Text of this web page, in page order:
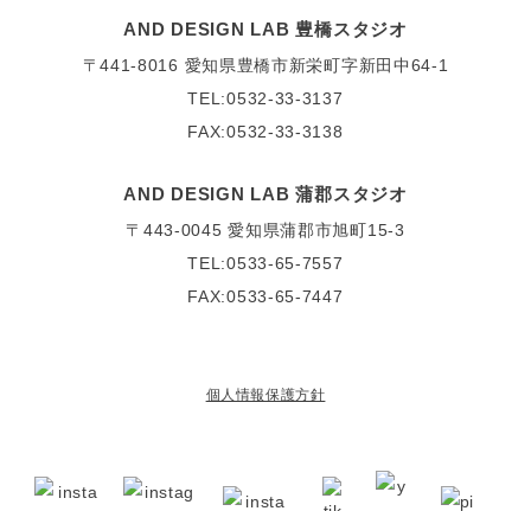
AND DESIGN LAB 豊橋スタジオ
〒441-8016 愛知県豊橋市新栄町字新田中64-1
TEL:0532-33-3137
FAX:0532-33-3138
AND DESIGN LAB 蒲郡スタジオ
〒443-0045 愛知県蒲郡市旭町15-3
TEL:0533-65-7557
FAX:0533-65-7447
個人情報保護方針